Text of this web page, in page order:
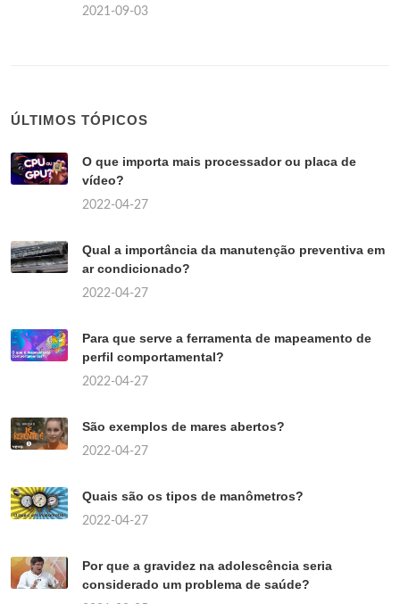
2021-09-03
ÚLTIMOS TÓPICOS
O que importa mais processador ou placa de
vídeo?
2022-04-27
Qual a importância da manutenção preventiva em
ar condicionado?
2022-04-27
Para que serve a ferramenta de mapeamento de
perfil comportamental?
2022-04-27
São exemplos de mares abertos?
2022-04-27
Quais são os tipos de manômetros?
2022-04-27
Por que a gravidez na adolescência seria
considerado um problema de saúde?